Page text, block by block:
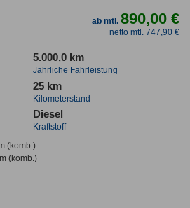
ab mtl.890,00 €
netto mtl. 747,90 €
5.000,0 km
Jahrliche Fahrleistung
25 km
Kilometerstand
Diesel
Kraftstoff
(komb.)
(komb.)